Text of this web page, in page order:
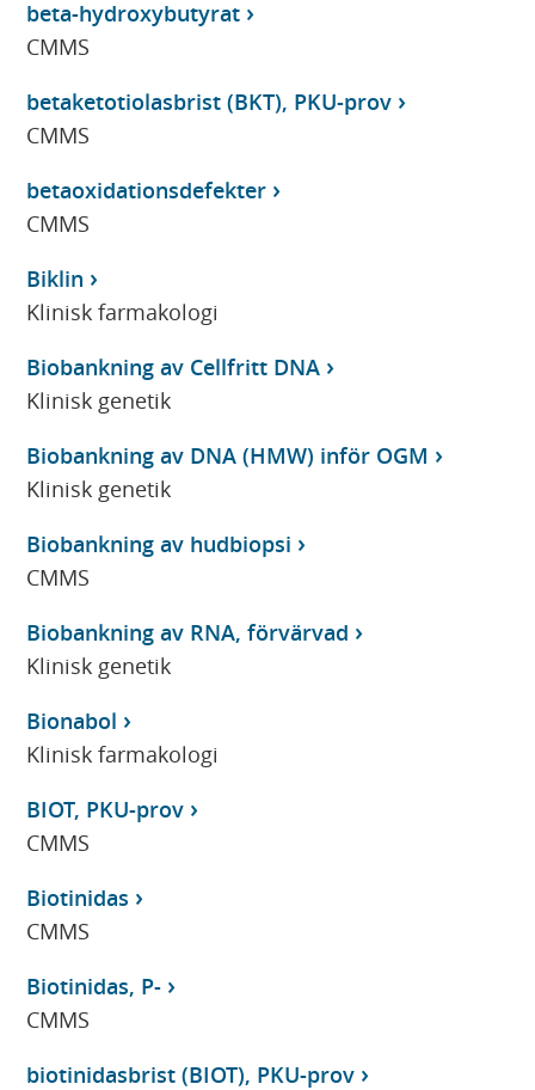
beta-hydroxybutyrat
CMMS
betaketotiolasbrist (BKT), PKU-prov
CMMS
betaoxidationsdefekter
CMMS
Biklin
Klinisk farmakologi
Biobankning av Cellfritt DNA
Klinisk genetik
Biobankning av DNA (HMW) inför OGM
Klinisk genetik
Biobankning av hudbiopsi
CMMS
Biobankning av RNA, förvärvad
Klinisk genetik
Bionabol
Klinisk farmakologi
BIOT, PKU-prov
CMMS
Biotinidas
CMMS
Biotinidas, P-
CMMS
biotinidasbrist (BIOT), PKU-prov